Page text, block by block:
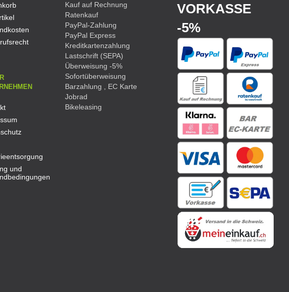
und
Kauf auf Rechnung
Ratenkauf
PayPal-Zahlung
PayPal Express
Kreditkartenzahlung
Lastschrift (SEPA)
Überweisung -5%
Sofortüberweisung
Barzahlung , EC Karte
Jobrad
Bikeleasing
VORKASSE
-5%